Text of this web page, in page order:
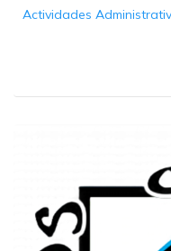
Actividades